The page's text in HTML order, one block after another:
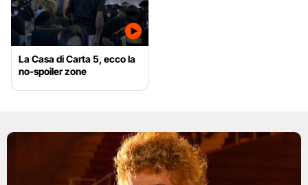
La Casa di Carta 5, ecco la
no-spoiler zone